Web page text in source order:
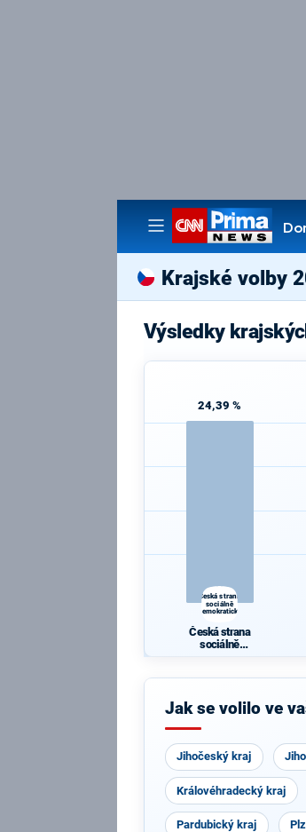
Krajské volby
Výsledky
24,39 %
Česká strana
sociálně
demokratická
Česká strana
sociálně
Jak se volilo ve
Jihočeský kraj
Královéhradecký kraj
Pardubický kraj